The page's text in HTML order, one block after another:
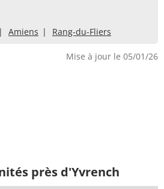
Amiens Rang-du-Fliers
Mise à jour le 05/01/26
près d'Yvrench